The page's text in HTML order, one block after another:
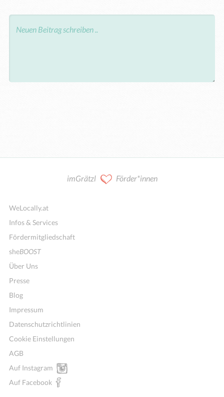
imGrätzl Förder*innen
WeLocally.at
Infos & Services
Fördermitgliedschaft
sheBOOST
Über Uns
Presse
Blog
Impressum
Datenschutzrichtlinien
Cookie Einstellungen
AGB
Auf Instagram
Auf Facebook